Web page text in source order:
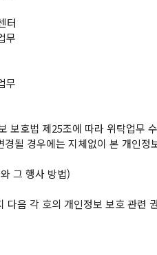
터
무
무
될 경우에는 지체없이 본 개인
그 행사 방법)
다음 각 호의 개인정보 보호 관련